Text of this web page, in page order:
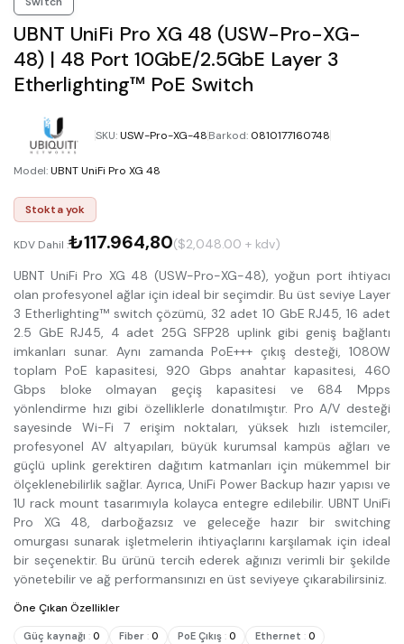
UBNT UniFi Pro XG 48 (USW-Pro-XG-
48) | 48 Port 10GbE/2.5GbE Layer 3
Etherlighting™ PoE Switch
SKU:USW-Pro-XG-48Barkod: 0810177160748
Model:UBNT UniFi Pro XG 48
Stokta yok
KDV Dahil :₺117.964,80($2,048.00 + kdv)
UBNT UniFi Pro XG 48 (USW-Pro-XG-48), yoğun port ihtiyacı
olan profesyonel ağlar için ideal bir seçimdir. Bu üst seviye Layer
3 Etherlighting™ switch çözümü, 32 adet 10 GbE RJ45, 16 adet
2.5 GbE RJ45, 4 adet 25G SFP28 uplink gibi geniş bağlantı
imkanları sunar. Aynı zamanda PoE+++ çıkış desteği, 1080W
toplam PoE kapasitesi, 920 Gbps anahtar kapasitesi, 460
Gbps bloke olmayan geçiş kapasitesi ve 684 Mpps
yönlendirme hızı gibi özelliklerle donatılmıştır. Pro A/V desteği
sayesinde Wi-Fi 7 erişim noktaları, yüksek hızlı istemciler,
profesyonel AV altyapıları, büyük kurumsal kampüs ağları ve
güçlü uplink gerektiren dağıtım katmanları için mükemmel bir
ölçeklenebilirlik sağlar. Ayrıca, UniFi Power Backup hazır yapısı ve
1U rack mount tasarımıyla kolayca entegre edilebilir. UBNT UniFi
Pro XG 48, darboğazsız ve geleceğe hazır bir switching
omurgası sunarak işletmelerin ihtiyaçlarını karşılamak için ideal
bir seçenektir. Bu ürünü tercih ederek ağınızı verimli bir şekilde
yönetebilir ve ağ performansınızı en üst seviyeye çıkarabilirsiniz.
Öne Çıkan Özellikler
Güç kaynağı : 0 Fiber : 0 PoE Çıkış : 0 Ethernet : 0